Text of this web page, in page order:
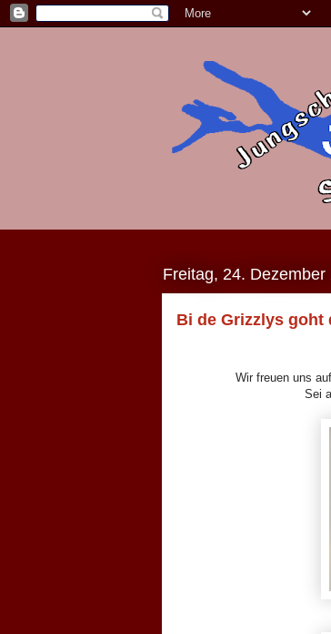
Freitag, 24. Dezember
Bi de Grizzlys goht
Wir freuen uns
Sei